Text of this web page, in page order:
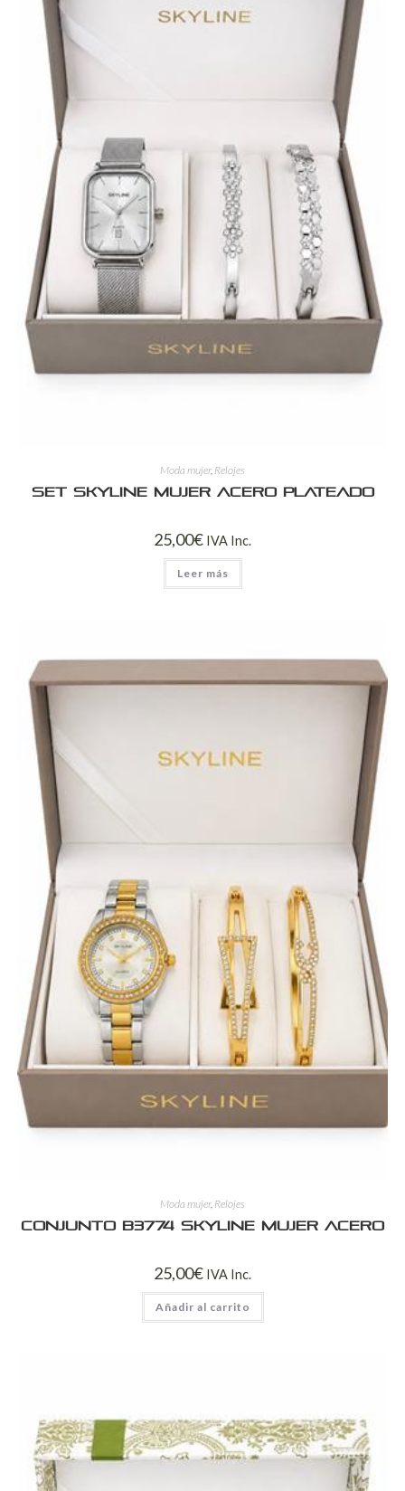
Moda mujer, Relojes
Set Skyline Mujer Acero Plateado
25,00€ IVA Inc.
Leer más
Moda mujer, Relojes
Conjunto B3774 Skyline Mujer Acero
25,00€ IVA Inc.
Añadir al carrito